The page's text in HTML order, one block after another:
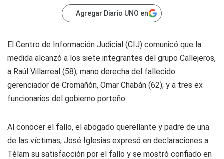
Agregar Diario UNO en
El Centro de Información Judicial (CIJ) comunicó que la
medida alcanzó a los siete integrantes del grupo Callejeros,
a Raúl Villarreal (58), mano derecha del fallecido
gerenciador de Cromañón, Omar Chabán (62); y a tres ex
funcionarios del gobierno porteño.
Al conocer el fallo, el abogado querellante y padre de una
de las víctimas, José Iglesias expresó en declaraciones a
Télam su satisfacción por el fallo y se mostró confiado en